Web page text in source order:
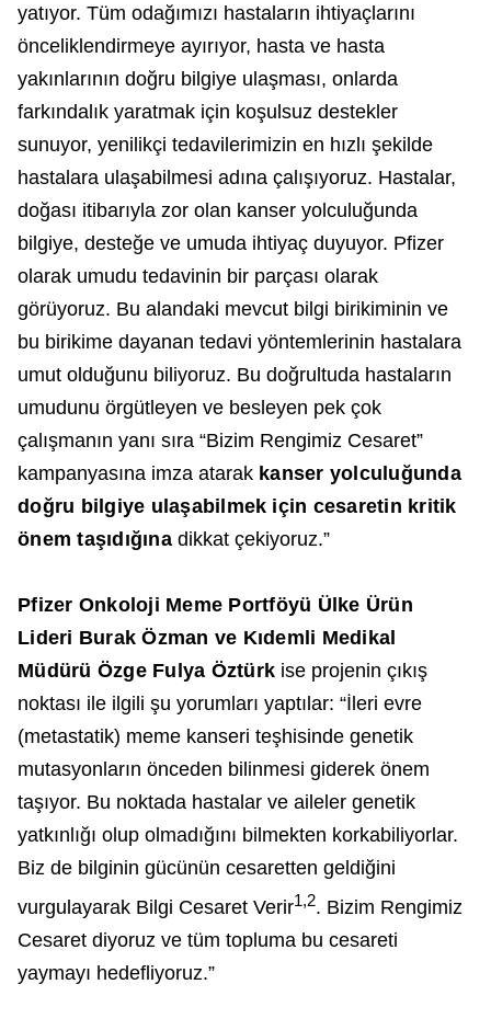
yatıyor. Tüm odağımızı hastaların ihtiyaçlarını
önceliklendirmeye ayırıyor, hasta ve hasta
yakınlarının doğru bilgiye ulaşması, onlarda
farkındalık yaratmak için koşulsuz destekler
sunuyor, yenilikçi tedavilerimizin en hızlı şekilde
hastalara ulaşabilmesi adına çalışıyoruz. Hastalar,
doğası itibarıyla zor olan kanser yolculuğunda
bilgiye, desteğe ve umuda ihtiyaç duyuyor. Pfizer
olarak umudu tedavinin bir parçası olarak
görüyoruz. Bu alandaki mevcut bilgi birikiminin ve
bu birikime dayanan tedavi yöntemlerinin hastalara
umut olduğunu biliyoruz. Bu doğrultuda hastaların
umudunu örgütleyen ve besleyen pek çok
çalışmanın yanı sıra “Bizim Rengimiz Cesaret”
kampanyasına imza atarak kanser yolculuğunda
doğru bilgiye ulaşabilmek için cesaretin kritik
önem taşıdığınadikkat çekiyoruz.”
Pfizer Onkoloji Meme Portföyü Ülke Ürün
Lideri Burak Özman ve Kıdemli Medikal
Müdürü Özge Fulya Öztürk ise projenin çıkış
noktası ile ilgili şu yorumları yaptılar: “İleri evre
(metastatik) meme kanseri teşhisinde genetik
mutasyonların önceden bilinmesi giderek önem
taşıyor. Bu noktada hastalar ve aileler genetik
yatkınlığı olup olmadığını bilmekten korkabiliyorlar.
Biz de bilginin gücünün cesaretten geldiğini
vurgulayarak Bilgi Cesaret Verir1,2. Bizim Rengimiz
Cesaret diyoruz ve tüm topluma bu cesareti
yaymayı hedefliyoruz.”